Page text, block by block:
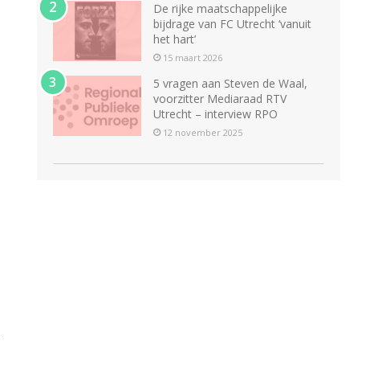
De rijke maatschappelijke
bijdrage van FC Utrecht ‘vanuit
het hart’
15 maart 2026
5 vragen aan Steven de Waal,
voorzitter Mediaraad RTV
Utrecht – interview RPO
12 november 2025